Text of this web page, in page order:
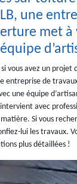
une
met à
vous avez un projet
entreprise de
une équipe
avec
Si vous
lui les travaux.
plus détaillées !